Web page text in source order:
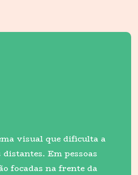
visual que dificulta a
Em pessoas
focadas na frente da